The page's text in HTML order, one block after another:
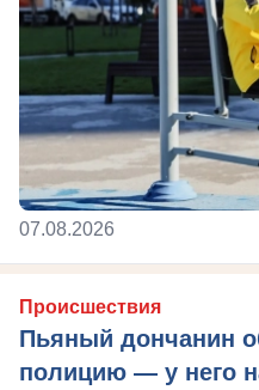
07.08.2026
Происшествия
Пьяный дончанин
полицию — у него